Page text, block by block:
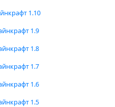
1.10
1.9
1.8
1.7
1.6
1.5